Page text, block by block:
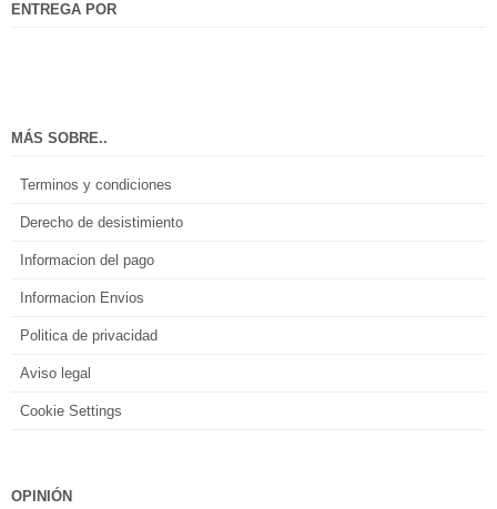
ENTREGA POR
MÁS SOBRE..
Terminos y condiciones
Derecho de desistimiento
Informacion del pago
Informacion Envios
Politica de privacidad
Aviso legal
Cookie Settings
OPINIÓN